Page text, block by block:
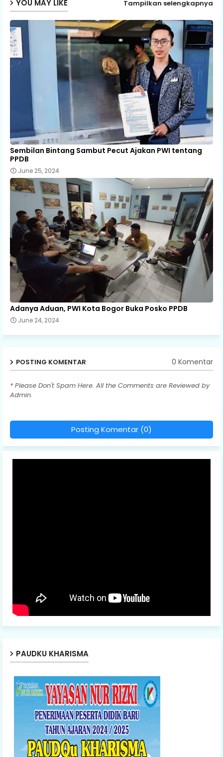
YOU MAY LIKE Tampilkan selengkapnya
Sembilan Bintang Sambut Pecut Ajakan PWI tentang
PPDB
June 25, 2024
Adanya Aduan, PWI Kota Bogor Buka Posko PPDB
June 24, 2024
POSTING KOMENTAR 0 Komentar
* Please Don't Spam Here. All the Comments are Reviewed by
Admin.
Posting Komentar (0)
PAUDKU KHARISMA